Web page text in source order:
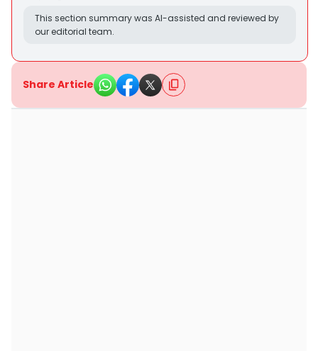
This section summary was AI-assisted and reviewed by
our editorial team.
Share Article